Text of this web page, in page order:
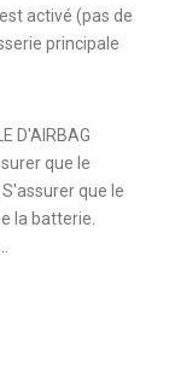
activé (pas de
principale
D'AIRBAG
que le
que le
la batterie.